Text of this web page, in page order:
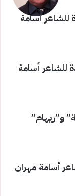
أسامة
للشاعر أسامة
و”ريهام”
أسامة مهران